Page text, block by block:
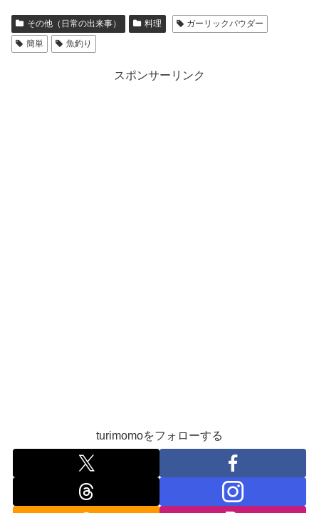
その他（日常の出来事） 料理
ガーリックパウダー
簡単
魚釣り
スポンサーリンク
turimomoをフォローする